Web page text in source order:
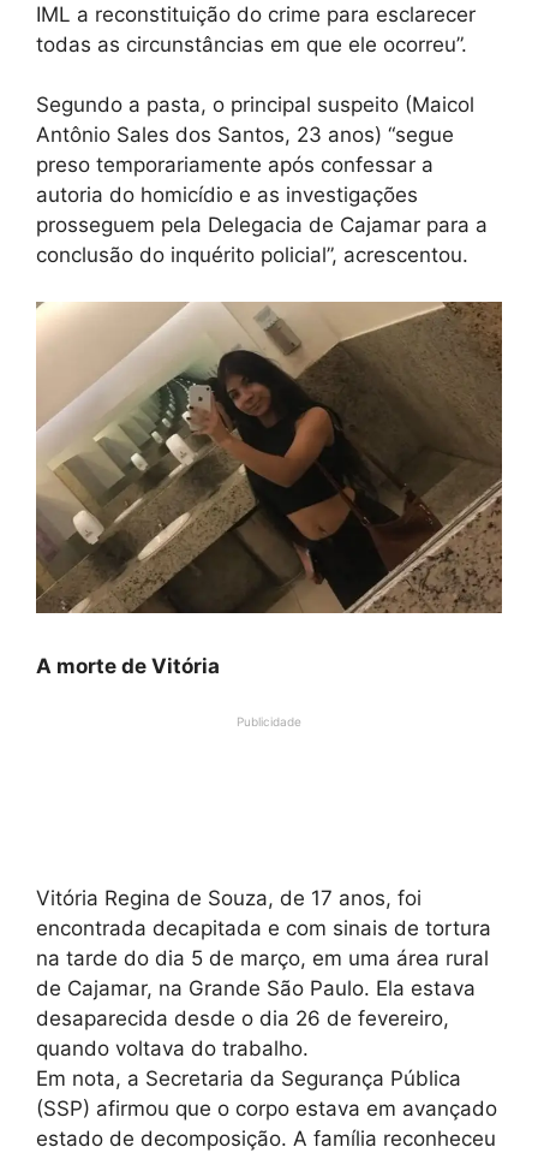
IML a reconstituição do crime para esclarecer
todas as circunstâncias em que ele ocorreu”.
Segundo a pasta, o principal suspeito (Maicol
Antônio Sales dos Santos, 23 anos) “segue
preso temporariamente após confessar a
autoria do homicídio e as investigações
prosseguem pela Delegacia de Cajamar para a
conclusão do inquérito policial”, acrescentou.
A morte de Vitória
Publicidade
Vitória Regina de Souza, de 17 anos, foi
encontrada decapitada e com sinais de tortura
na tarde do dia 5 de março, em uma área rural
de Cajamar, na Grande São Paulo. Ela estava
desaparecida desde o dia 26 de fevereiro,
quando voltava do trabalho.
Em nota, a Secretaria da Segurança Pública
(SSP) afirmou que o corpo estava em avançado
estado de decomposição. A família reconheceu